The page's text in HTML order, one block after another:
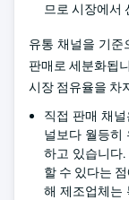
므로 시장에서
유통 채널을 기준
판매로 세분화됩
시장 점유율을 차
직접 판매 채
널보다 월등히
하고 있습니다
할 수 있다는
해 제조업체는